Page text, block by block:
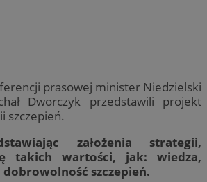
prasowej minister Niedzielski
Dworczyk przedstawili projekt
szczepień.
założenia strategii,
takich wartości, jak: wiedza,
szczepień.